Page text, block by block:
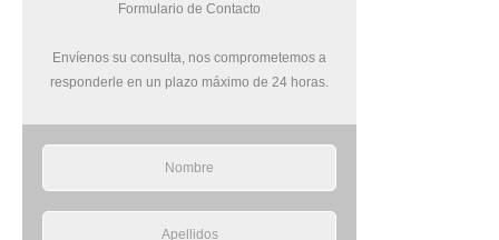
Formulario de Contacto
Envíenos su consulta, nos comprometemos a
responderle en un plazo máximo de 24 horas.